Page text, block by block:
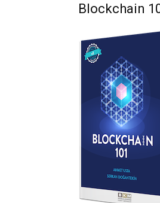
Blockchain